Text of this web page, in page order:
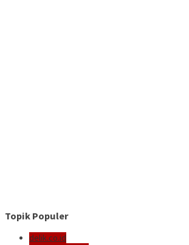
Topik Populer
delik.co.id